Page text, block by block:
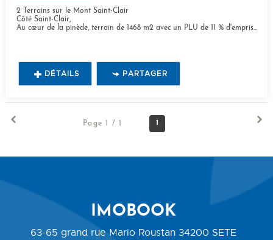
2 Terrains sur le Mont Saint-Clair
Côté Saint-Clair,
Au cœur de la pinède, terrain de 1468 m2 avec un PLU de 11 % d'emprise au sol, possibilité un étage,...
DÉTAILS PARTAGER
Page 1 / 1 1
IMOBOOK
63-65 grand rue Mario Roustan 34200 SETE